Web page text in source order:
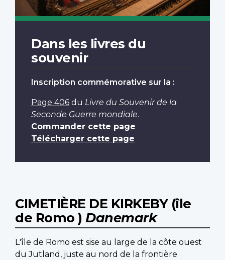
Dans les livres du
souvenir
Inscription commémorative sur la :
Page 406 du Livre du Souvenir de la
Seconde Guerre mondiale.
Commander cette page
Télécharger cette page
CIMETIÈRE DE KIRKEBY (île
de Romo ) Danemark
L'île de Romo est sise au large de la côte ouest
du Jutland, juste au nord de la frontière